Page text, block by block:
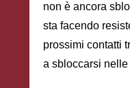
non è ancora
sta facendo
prossimi contatti
a sbloccarsi